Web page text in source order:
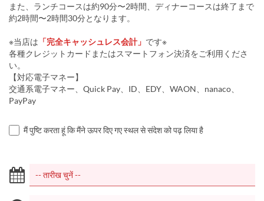
また、ランチコースは約90分〜2時間、ディナーコースは終了まで
約2時間〜2時間30分となります。
※当店は 「完全キャッシュレス会計」 です※
各種クレジットカードまたはスマートフォン決済をご利用くださ
い。
【対応電子マネー】
交通系電子マネー、Quick Pay、ID、EDY、WAON、nanaco、
PayPay
मैं पुष्टि करता हूं कि मैंने ऊपर दिए गए स्थल से संदेश को पढ़ लिया है